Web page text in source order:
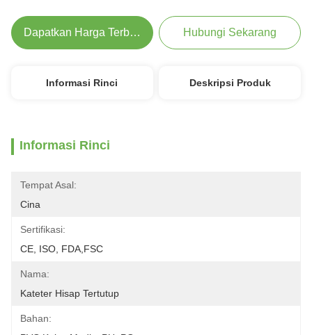
Dapatkan Harga Terbaik Hubungi Sekarang
Informasi Rinci Deskripsi Produk
Informasi Rinci
Tempat Asal:
Cina
Sertifikasi:
CE, ISO, FDA,FSC
Nama:
Kateter Hisap Tertutup
Bahan: